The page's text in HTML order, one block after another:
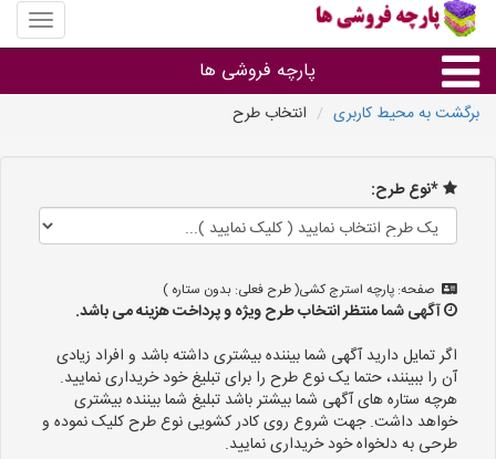
منوی
سایت
فروشی
پارچه فروشی ها
پارچه براساس رنگ طرح و کاربرد
برگشت به محیط کاربری انتخاب طرح
*نوع طرح:
صفحه: پارچه استرج کشی( طرح فعلی: بدون ستاره )
آگهی شما منتظر انتخاب طرح ویژه و پرداخت هزینه می باشد.
اگر تمایل دارید آگهی شما بیننده بیشتری داشته باشد و افراد زیادی
آن را ببینند، حتما یک نوع طرح را برای تبلیغ خود خریداری نمایید.
هرچه ستاره های آگهی شما بیشتر باشد تبلیغ شما بیننده بیشتری
خواهد داشت. جهت شروع روی کادر کشویی نوع طرح کلیک نموده و
طرحی به دلخواه خود خریداری نمایید.